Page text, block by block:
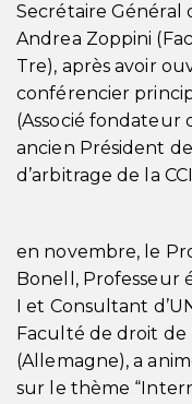
Secrétaire Général
Andrea Zoppini
Tre), après avoir
conférencier
(Associé fondateur
ancien Président
d’arbitrage de la
en novembre, le
Bonell, Professeur
I et Consultant
Faculté de droit de
(Allemagne), a
sur le thème